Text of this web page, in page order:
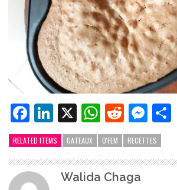
Facebook
LinkedIn
X WhatsApp
Reddit
RELATED ITEMS GATEAUX O'FEM RECETTES
Walida Chaga